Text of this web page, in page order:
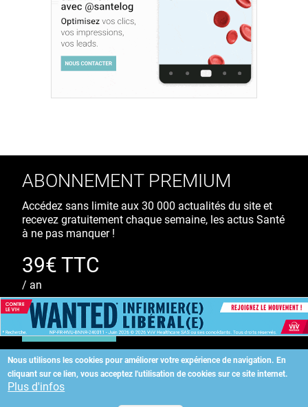
Nous utilisons les cookies pour améliorer votre expérience de navigation. En
cliquant sur ce lien, vous acceptez l'utilisation de cookies sur ce site internet.
Plus d'infos
ABONNEMENT PREMIUM
Accédez sans limite aux 30 000 actualités du site et
recevez gratuitement chaque semaine, les actus Santé
à ne pas manquer !
39€ TTC
/ an
S'ABONNER
Copyright